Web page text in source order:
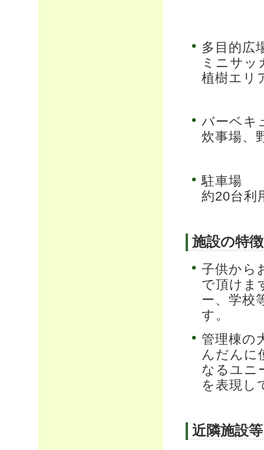
多目的広
ミニサッ
植樹エリ
バーベキ
炊事場、
駐車場
約20台利
施設の特徴
子供から
で頂けま
ー、学校
す。
管理棟の
んだんに
なるユニ
を表現し
近隣施設等